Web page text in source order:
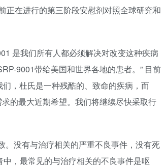
正在进行的第三阶段安慰剂对照全球研究和
是我们所有人都必须解决对改变这种疾病
9001带给美国和世界各地的患者。” 目前
，杜氏是一种残酷的、致命的疾病，而
的最大近期希望。我们将继续尽快采取行
。没有与治疗相关的严重不良事件，没有死
，最常见的与治疗相关的不良事件是呕